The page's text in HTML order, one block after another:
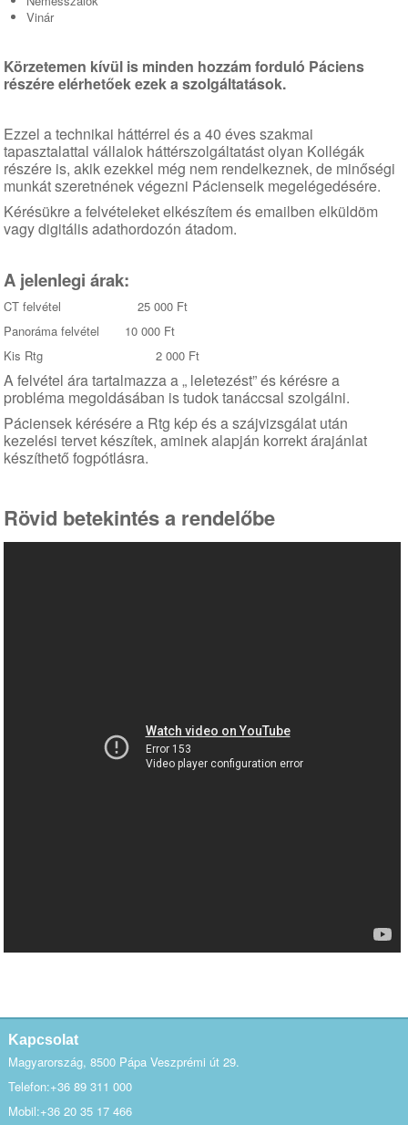
Vinár
Körzetemen kívül is minden hozzám forduló Páciens
részére elérhetőek ezek a szolgáltatások.
Ezzel a technikai háttérrel és a 40 éves szakmai
tapasztalattal vállalok háttérszolgáltatást olyan Kollégák
részére is, akik ezekkel még nem rendelkeznek, de minőségi
munkát szeretnének végezni Pácienseik megelégedésére.
Kérésükre a felvételeket elkészítem és emailben elküldöm
vagy digitális adathordozón átadom.
A jelenlegi árak:
CT felvétel 25 000 Ft
Panoráma felvétel 10 000 Ft
Kis Rtg 2 000 Ft
A felvétel ára tartalmazza a „ leletezést” és kérésre a
probléma megoldásában is tudok tanáccsal szolgálni.
Páciensek kérésére a Rtg kép és a szájvizsgálat után
kezelési tervet készítek, aminek alapján korrekt árajánlat
készíthető fogpótlásra.
Rövid betekintés a rendelőbe
Kapcsolat
Magyarország, 8500 Pápa Veszprémi út 29.
Telefon:+36 89 311 000
Mobil:+36 20 35 17 466